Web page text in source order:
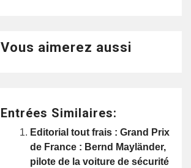
Vous aimerez aussi
Entrées Similaires:
Editorial tout frais : Grand Prix
de France : Bernd Mayländer,
pilote de la voiture de sécurité